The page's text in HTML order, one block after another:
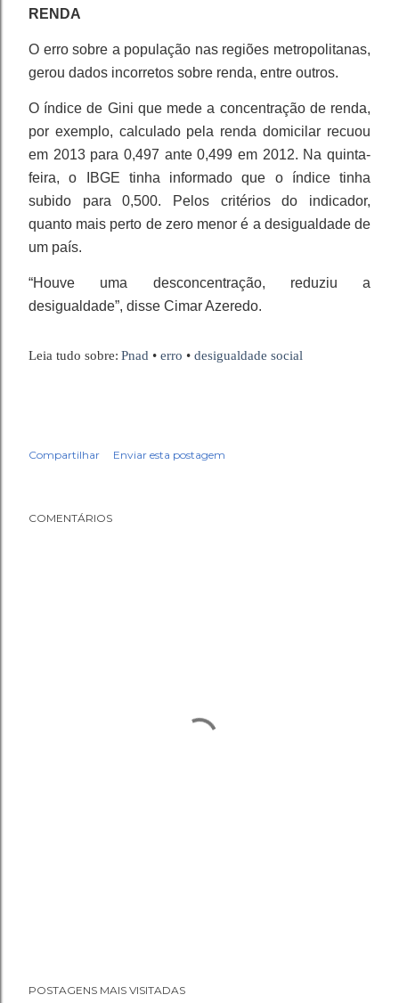
RENDA
O erro sobre a população nas regiões metropolitanas,
gerou dados incorretos sobre renda, entre outros.
O índice de Gini que mede a concentração de renda,
por exemplo, calculado pela renda domicilar recuou
em 2013 para 0,497 ante 0,499 em 2012. Na quinta-
feira, o IBGE tinha informado que o índice tinha
subido para 0,500. Pelos critérios do indicador,
quanto mais perto de zero menor é a desigualdade de
um país.
“Houve uma desconcentração, reduziu a
desigualdade”, disse Cimar Azeredo.
Leia tudo sobre: Pnad • erro • desigualdade social
Compartilhar Enviar esta postagem
COMENTÁRIOS
POSTAGENS MAIS VISITADAS